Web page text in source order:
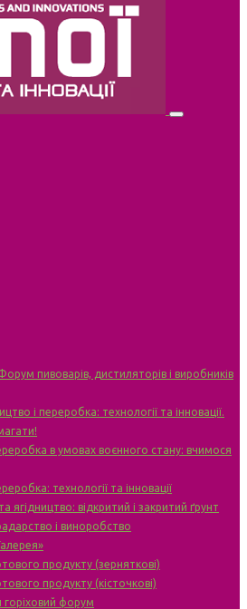
пивоварів, дистиляторів і виробників
і переробка: технології та інновації.
в умовах воєнного стану: вчимося
технології та інновації
ягідництво: відкритий і закритий ґрунт
і виноробство
продукту (зерняткові)
продукту (кісточкові)
горіховий форум